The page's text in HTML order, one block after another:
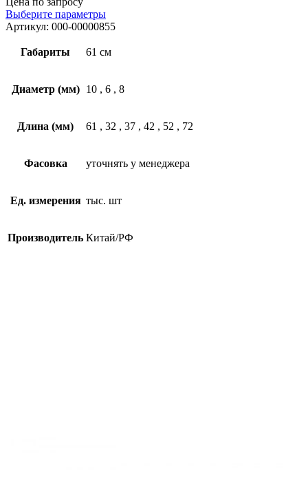
Выберите параметры
Артикул: 000-00000855
Габариты 61 см
Диаметр (мм) 10 , 6 , 8
Длина (мм) 61 , 32 , 37 , 42 , 52 , 72
Фасовка уточнять у менеджера
Ед. измерения тыс. шт
Производитель Китай/РФ